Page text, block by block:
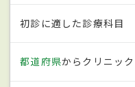
感染者の血液や体
の、ウイルス汚染
初診に適した診療科目
都道府県からクリニッ